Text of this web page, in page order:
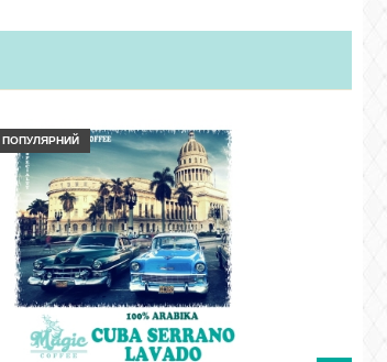
ПОПУЛЯРНИЙ